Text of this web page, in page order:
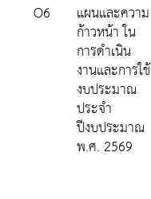
O6
แผนและความ
ก้าวหน้า ใน
การดำเนิน
งานและการใช้
งบประมาณ
ประจำ
ปีงบประมาณ
พ.ศ. 2569